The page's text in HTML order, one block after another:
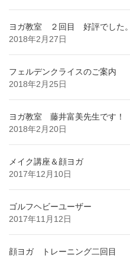
ヨガ教室 ２回目 好評でした。
2018年2月27日
フェルデンクライスのご案内
2018年2月25日
ヨガ教室 藤井富美先生です！
2018年2月20日
メイク講座＆顔ヨガ
2017年12月10日
ゴルフヘビーユーザー
2017年11月12日
顔ヨガ トレーニング二回目